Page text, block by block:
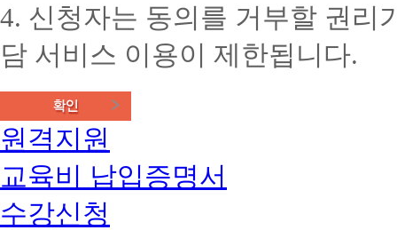
4. 신청자는 동의를 거부할 권리
담 서비스 이용이 제한됩니다.
원격지원
교육비 납입증명서
수강신청